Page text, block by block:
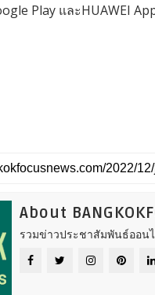
Play และHUAWEI
About
รวมข่าวประชาสัมพันธ์ออน